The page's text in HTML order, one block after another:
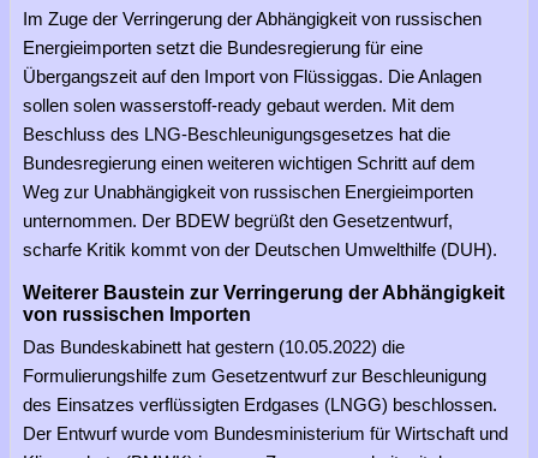
Im Zuge der Verringerung der Abhängigkeit von russischen
Energieimporten setzt die Bundesregierung für eine
Übergangszeit auf den Import von Flüssiggas. Die Anlagen
sollen solen wasserstoff-ready gebaut werden. Mit dem
Beschluss des LNG-Beschleunigungsgesetzes hat die
Bundesregierung einen weiteren wichtigen Schritt auf dem
Weg zur Unabhängigkeit von russischen Energieimporten
unternommen. Der BDEW begrüßt den Gesetzentwurf,
scharfe Kritik kommt von der Deutschen Umwelthilfe (DUH).
Weiterer Baustein zur Verringerung der Abhängigkeit
von russischen Importen
Das Bundeskabinett hat gestern (10.05.2022) die
Formulierungshilfe zum Gesetzentwurf zur Beschleunigung
des Einsatzes verflüssigten Erdgases (LNGG) beschlossen.
Der Entwurf wurde vom Bundesministerium für Wirtschaft und